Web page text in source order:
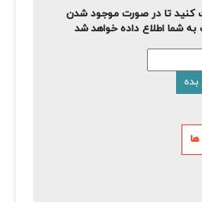
کنید تا در صورت موجود شدن
شما اطلاع داده خواهد شد